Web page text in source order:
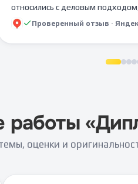
относились с деловым
Предоставляя
Срок выполнения работы
запасом. Всегда был насвязи с
Проверенный отзыв ·
работы «
оценки и